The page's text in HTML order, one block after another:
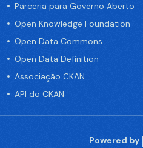
Parceria para Governo Aberto
Open Knowledge Foundation
Open Data Commons
Open Data Definition
Associação CKAN
API do CKAN
Powered by